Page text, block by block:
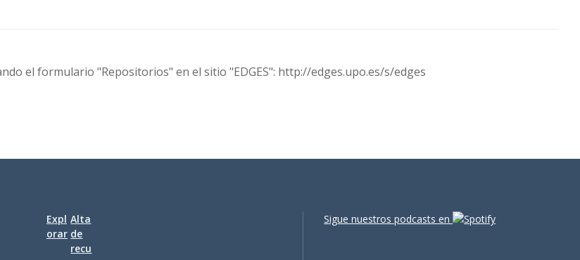
el formulario "Repositorios" en el sitio "EDGES": http://edges.upo.es/s/edges
Expl
orar
Alta
de
recu
Sigue nuestros podcasts en